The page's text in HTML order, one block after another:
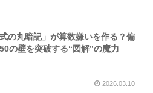
式の丸暗記」が算数嫌いを作る？偏
の壁を突破する“図解”の魔力
2026.03.10